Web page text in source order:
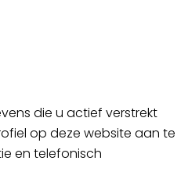
die u actief verstrekt
op deze website aan te
en telefonisch